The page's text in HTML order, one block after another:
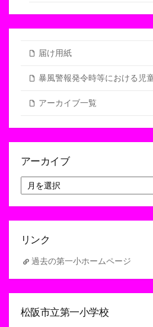
届け用紙
暴風警報発令時等における児
アーカイブ一覧
アーカイブ
ー
カ
リンク
過去の第一小ホームページ
松阪市立第一小学校